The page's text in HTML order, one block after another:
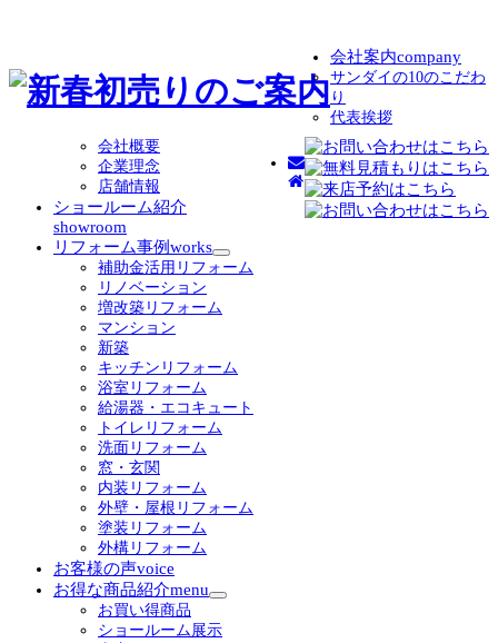
会社案内company
サンダイの10のこだわ
り
代表挨拶
会社概要
企業理念
店舗情報
ショールーム紹介
showroom
リフォーム事例works
サ
ー
補助金活用リフォーム
リノベーション
増改築リフォーム
マンション
新築
キッチンリフォーム
浴室リフォーム
給湯器・エコキュート
トイレリフォーム
洗面リフォーム
窓・玄関
内装リフォーム
外壁・屋根リフォーム
塗装リフォーム
外構リフォーム
お客様の声voice
お得な商品紹介menu
サ
ブ
お買い得商品
ショールーム展示